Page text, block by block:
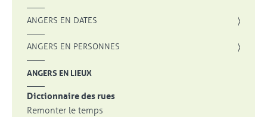
ANGERS EN DATES
ANGERS EN PERSONNES
ANGERS EN LIEUX
Dictionnaire des rues
Remonter le temps